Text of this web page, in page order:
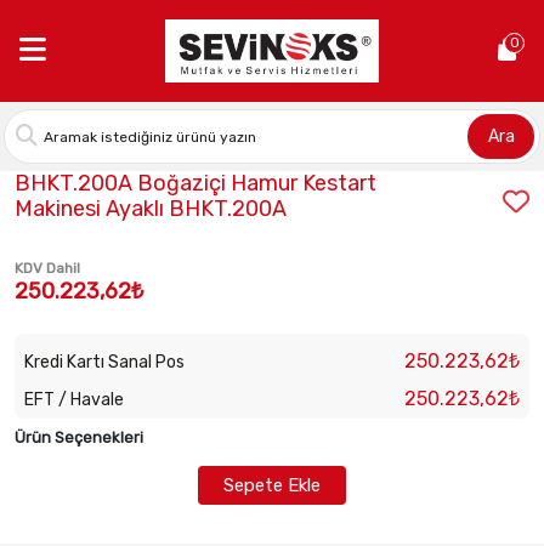
0
Ara
Stok Kodu:BHKT.200A
BHKT.200A Boğaziçi Hamur Kestart
Makinesi Ayaklı BHKT.200A
KDV Dahil
250.223,62₺
Kredi Kartı Sanal Pos 250.223,62₺
EFT / Havale 250.223,62₺
Ürün Seçenekleri
Sepete Ekle